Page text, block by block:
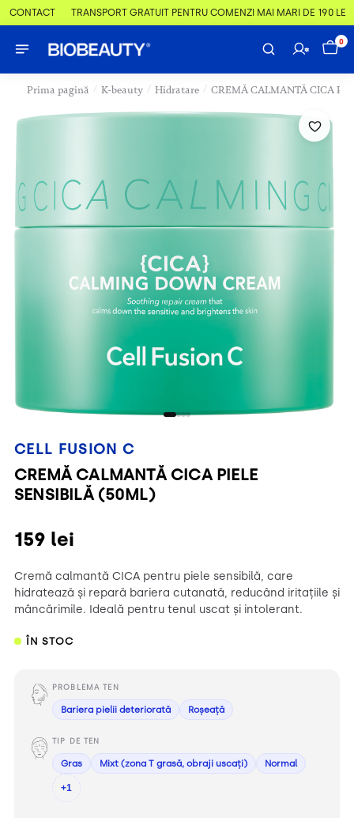
CONTACT TRANSPORT GRATUIT PENTRU COMENZI MAI MARI DE 190 LEI
0
Prima pagină / K-beauty / Hidratare / CREMĂ CALMANTĂ CICA
CELL FUSION C
CREMĂ CALMANTĂ CICA PIELE
SENSIBILĂ (50ML)
159 lei
Cremă calmantă CICA pentru piele sensibilă, care
hidratează și repară bariera cutanată, reducând iritațiile și
mâncărimile. Ideală pentru tenul uscat și intolerant.
ÎN STOC
PROBLEMA TEN
Bariera pielii deteriorată Roșeață
TIP DE TEN
Gras Mixt (zona T grasă, obraji uscați) Normal
+1